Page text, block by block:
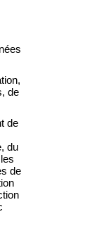
de
de
du
de